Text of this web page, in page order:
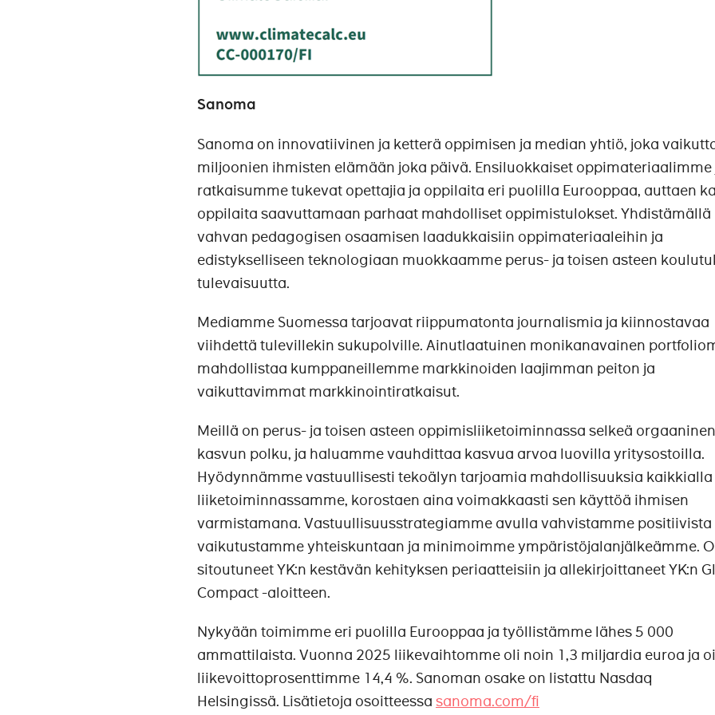
Sanoma
Sanoma on innovatiivinen ja ketterä oppimisen ja median yhtiö, joka
miljoonien ihmisten elämään joka päivä. Ensiluokkaiset oppimateriaalimme
ratkaisumme tukevat opettajia ja oppilaita eri puolilla Eurooppaa, auttaen
oppilaita saavuttamaan parhaat mahdolliset oppimistulokset. Yhdistämällä
vahvan pedagogisen osaamisen laadukkaisiin oppimateriaaleihin ja
edistykselliseen teknologiaan muokkaamme perus- ja toisen asteen
tulevaisuutta.
Mediamme Suomessa tarjoavat riippumatonta journalismia ja kiinnostavaa
viihdettä tulevillekin sukupolville. Ainutlaatuinen monikanavainen
mahdollistaa kumppaneillemme markkinoiden laajimman peiton ja
vaikuttavimmat markkinointiratkaisut.
Meillä on perus- ja toisen asteen oppimisliiketoiminnassa selkeä orgaaninen
kasvun polku, ja haluamme vauhdittaa kasvua arvoa luovilla yritysostoilla.
Hyödynnämme vastuullisesti tekoälyn tarjoamia mahdollisuuksia kaikkialla
liiketoiminnassamme, korostaen aina voimakkaasti sen käyttöä ihmisen
varmistamana. Vastuullisuusstrategiamme avulla vahvistamme positiivista
vaikutustamme yhteiskuntaan ja minimoimme ympäristöjalanjälkeämme.
sitoutuneet YK:n kestävän kehityksen periaatteisiin ja allekirjoittaneet YK:n
Compact -aloitteen.
Nykyään toimimme eri puolilla Eurooppaa ja työllistämme lähes 5 000
ammattilaista. Vuonna 2025 liikevaihtomme oli noin 1,3 miljardia euroa ja
liikevoittoprosenttimme 14,4 %. Sanoman osake on listattu Nasdaq
Helsingissä. Lisätietoja osoitteessa sanoma.com/fi